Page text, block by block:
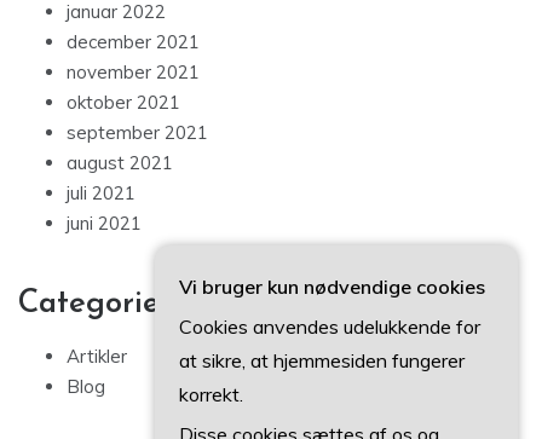
januar 2022
december 2021
november 2021
oktober 2021
september 2021
august 2021
juli 2021
juni 2021
Categories
Artikler
Blog
Vi bruger kun nødvendige cookies
Cookies anvendes udelukkende for
at sikre, at hjemmesiden fungerer
korrekt.
Disse cookies sættes af os og